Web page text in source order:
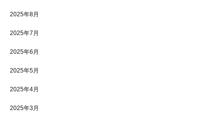
2025年8月
2025年7月
2025年6月
2025年5月
2025年4月
2025年3月